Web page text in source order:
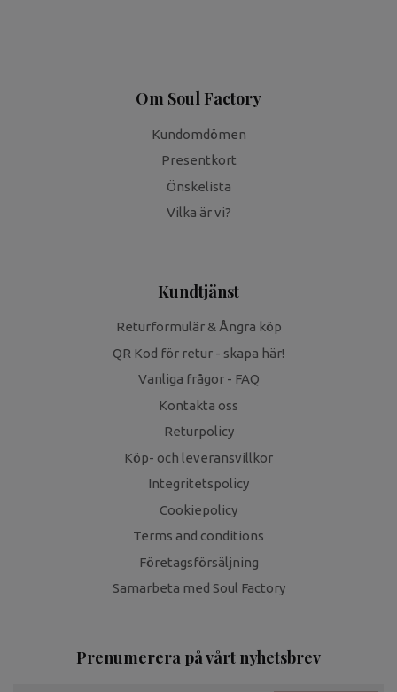
Om Soul Factory
Kundomdömen
Presentkort
Önskelista
Vilka är vi?
Kundtjänst
Returformulär & Ångra köp
QR Kod för retur - skapa här!
Vanliga frågor - FAQ
Kontakta oss
Returpolicy
Köp- och leveransvillkor
Integritetspolicy
Cookiepolicy
Terms and conditions
Företagsförsäljning
Samarbeta med Soul Factory
Prenumerera på vårt nyhetsbrev